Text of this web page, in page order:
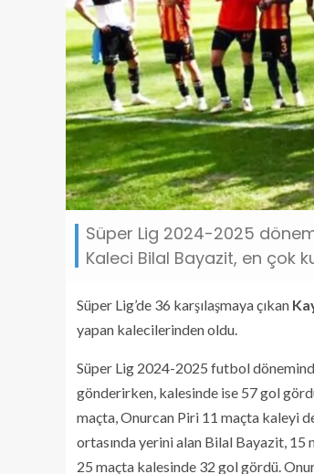
Süper Lig 2024-2025
Kaleci Bilal Bayazit, en çok
Süper Lig’de 36 karşılaşmaya çıkan
yapan kalecilerinden oldu.
Süper Lig 2024-2025 futbol
gönderirken, kalesinde ise 57 gol
maçta, Onurcan Piri 11 maçta kaleyi
ortasında yerini alan Bilal Bayazit, 15
25 maçta kalesinde 32 gol gördü.